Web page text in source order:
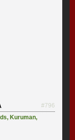
#796
,Kuruman,